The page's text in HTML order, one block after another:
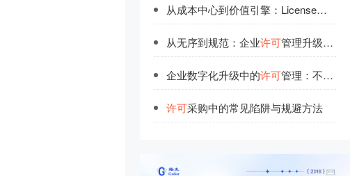
从成本中心到价值引擎：License
许可
从无序到规范：企业许可管理升级路线图
企业数字化升级中的许可管理：不可忽视的基础要素
许可采购中的常见陷阱与规避方法